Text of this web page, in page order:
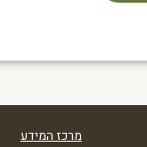
מרכז המידע